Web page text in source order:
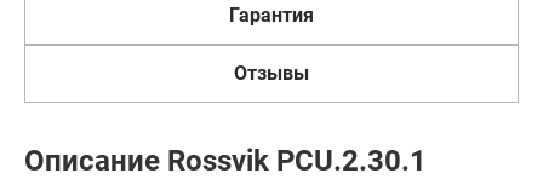
Гарантия
Отзывы
Описание Rossvik PCU.2.30.1